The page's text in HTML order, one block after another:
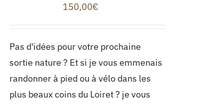
150,00€
Pas d'idées pour votre prochaine
sortie nature ? Et si je vous emmenais
randonner à pied ou à vélo dans les
plus beaux coins du Loiret ? je vous